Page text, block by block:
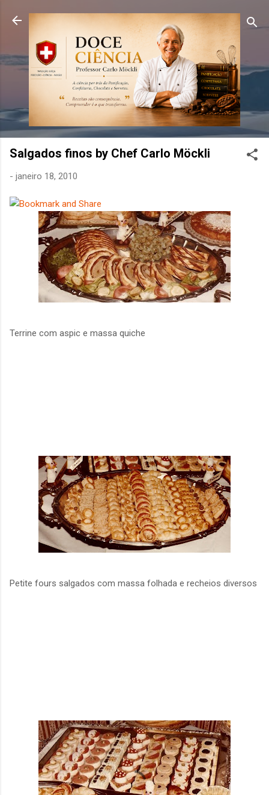
Pular para o conteúdo principal
Salgados finos by Chef Carlo Möckli
- janeiro 18, 2010
Terrine com aspic e massa quiche
Petite fours salgados com massa folhada e recheios diversos